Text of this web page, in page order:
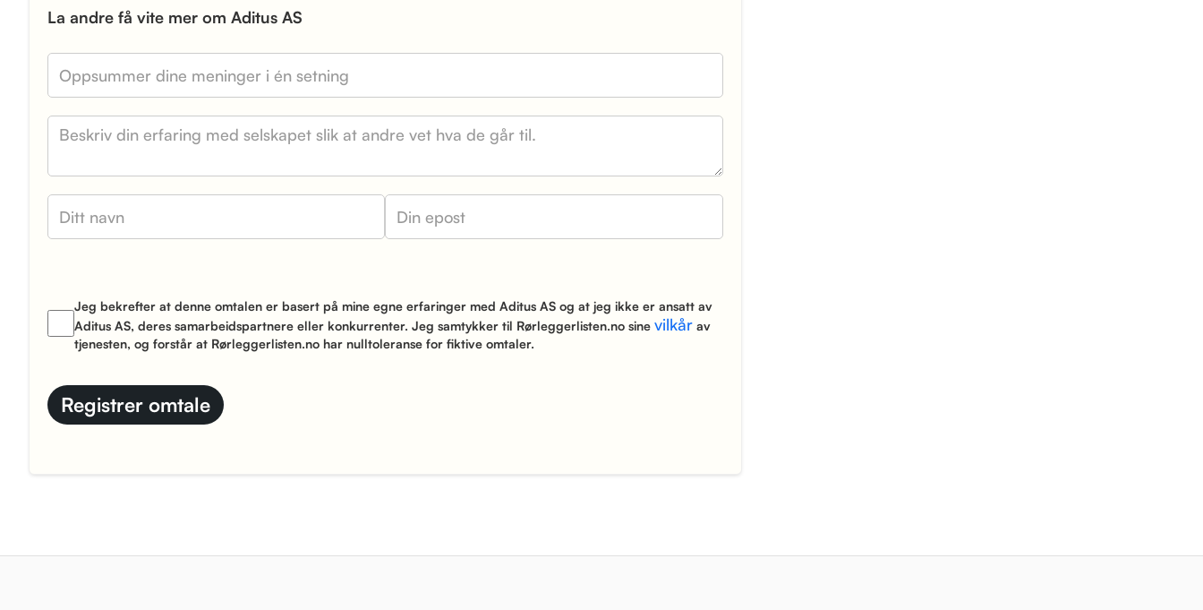
La andre få vite mer om Aditus AS
Jeg bekrefter at denne omtalen er basert på mine egne erfaringer med Aditus AS og at jeg ikke er ansatt av
Aditus AS, deres samarbeidspartnere eller konkurrenter. Jeg samtykker til Rørleggerlisten.no sine vilkårav
tjenesten, og forstår at Rørleggerlisten.no har nulltoleranse for fiktive omtaler.